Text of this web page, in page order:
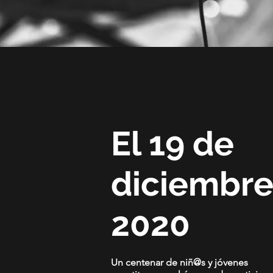
El 19 de
2020
Un centenar de niñ@s y jóvenes